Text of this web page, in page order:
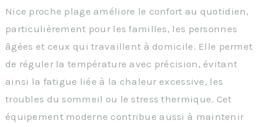
Nice proche plage améliore le confort au quotidien,
particulièrement pour les familles, les personnes
âgées et ceux qui travaillent à domicile. Elle permet
de réguler la température avec précision, évitant
ainsi la fatigue liée à la chaleur excessive, les
troubles du sommeil ou le stress thermique. Cet
équipement moderne contribue aussi à maintenir